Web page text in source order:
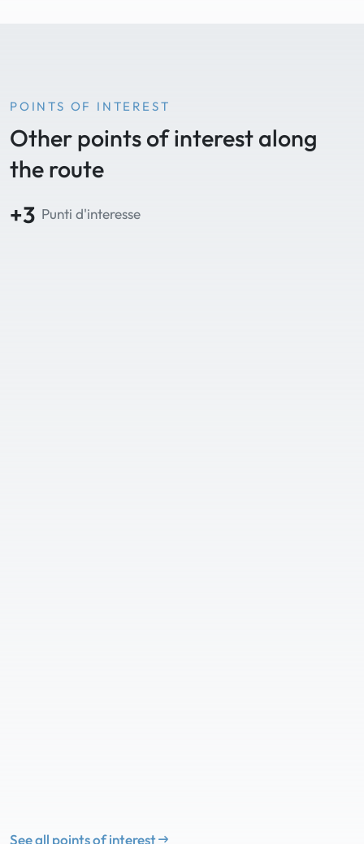
POINTS OF INTEREST
Other points of interest along
the route
+3 Punti d'interesse
See all points of interest